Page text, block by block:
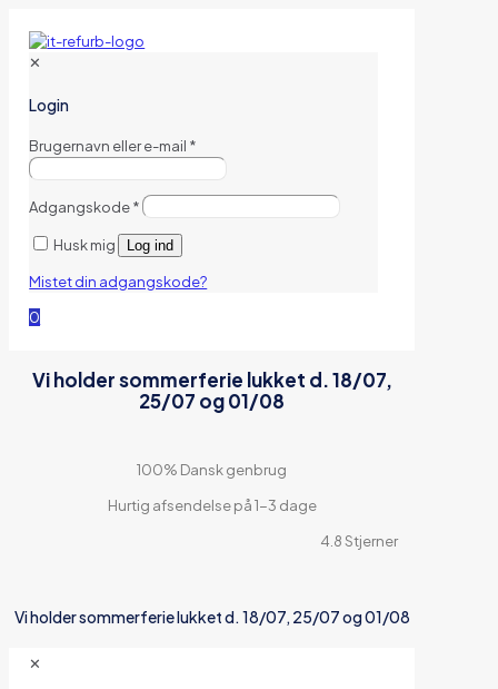
✕
Login
Brugernavn eller e-mail *
Adgangskode*
Husk mig Log ind
Mistet din adgangskode?
0
Vi holder sommerferie lukket d. 18/07,
25/07 og 01/08
100% Dansk genbrug
Hurtig afsendelse på 1-3 dage
4.8 Stjerner
Vi holder sommerferie lukket d. 18/07, 25/07 og 01/08
✕